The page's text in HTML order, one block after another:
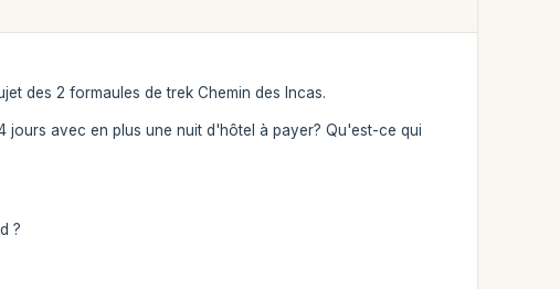
des 2 formaules de trek Chemin des Incas.
jours avec en plus une nuit d'hôtel à payer? Qu'est-ce qui
?